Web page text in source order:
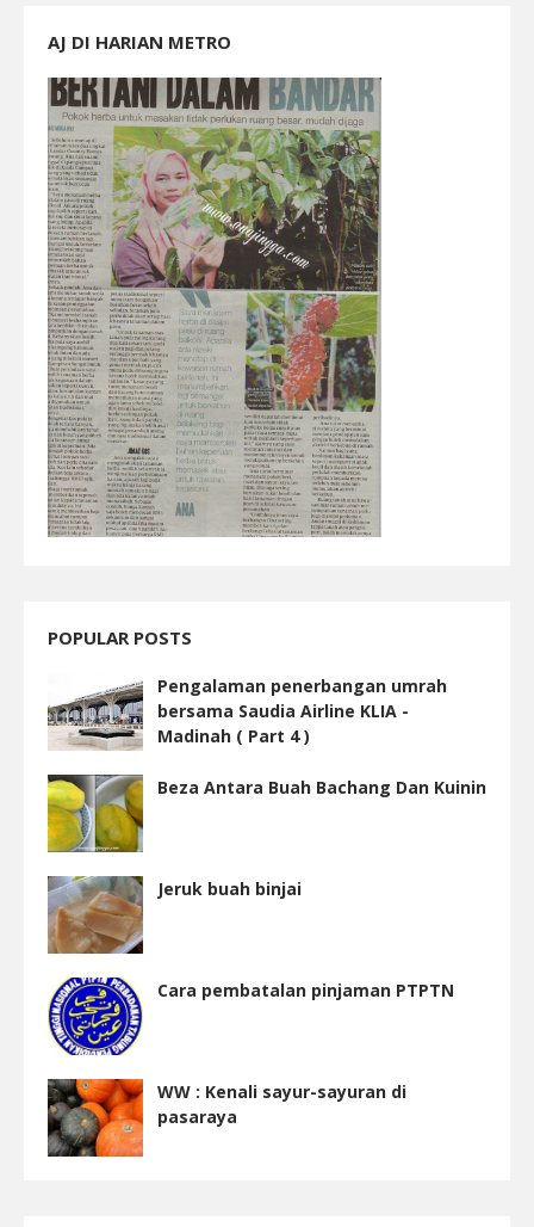
AJ DI HARIAN METRO
POPULAR POSTS
Pengalaman penerbangan umrah
bersama Saudia Airline KLIA -
Madinah ( Part 4 )
Beza Antara Buah Bachang Dan Kuinin
Jeruk buah binjai
Cara pembatalan pinjaman PTPTN
WW : Kenali sayur-sayuran di
pasaraya